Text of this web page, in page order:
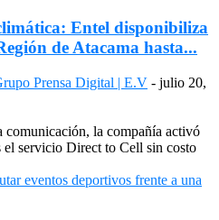
Entel disponibiliza
de Atacama hasta...
Prensa Digital | E.V - julio 20,
comunicación, la compañía activó
el servicio Direct to Cell sin costo